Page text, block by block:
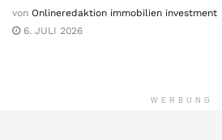
von Onlineredaktion immobilien investment
6. JULI 2026
WERBUNG